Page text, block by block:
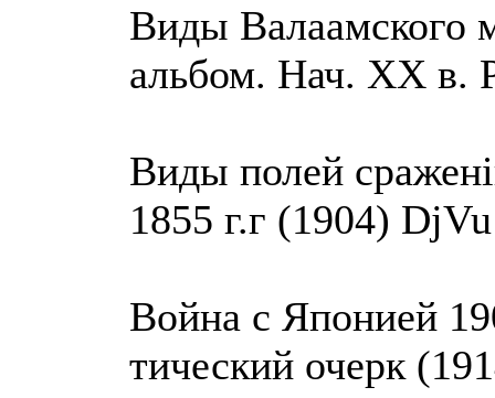
Виды Валаамского
альбом. Нач. ХХ в.
Виды полей
1855 г.г (1904) DjVu
Война с Японией
тический очерк